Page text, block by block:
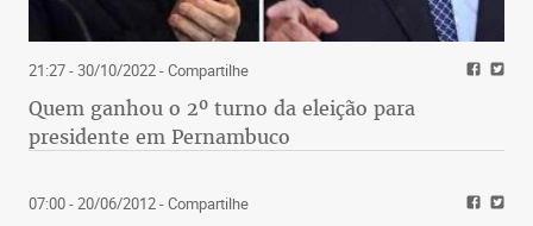
21:27 - 30/10/2022- Compartilhe
Quem ganhou o 2º turno da eleição para
presidente em Pernambuco
07:00 - 20/06/2012- Compartilhe